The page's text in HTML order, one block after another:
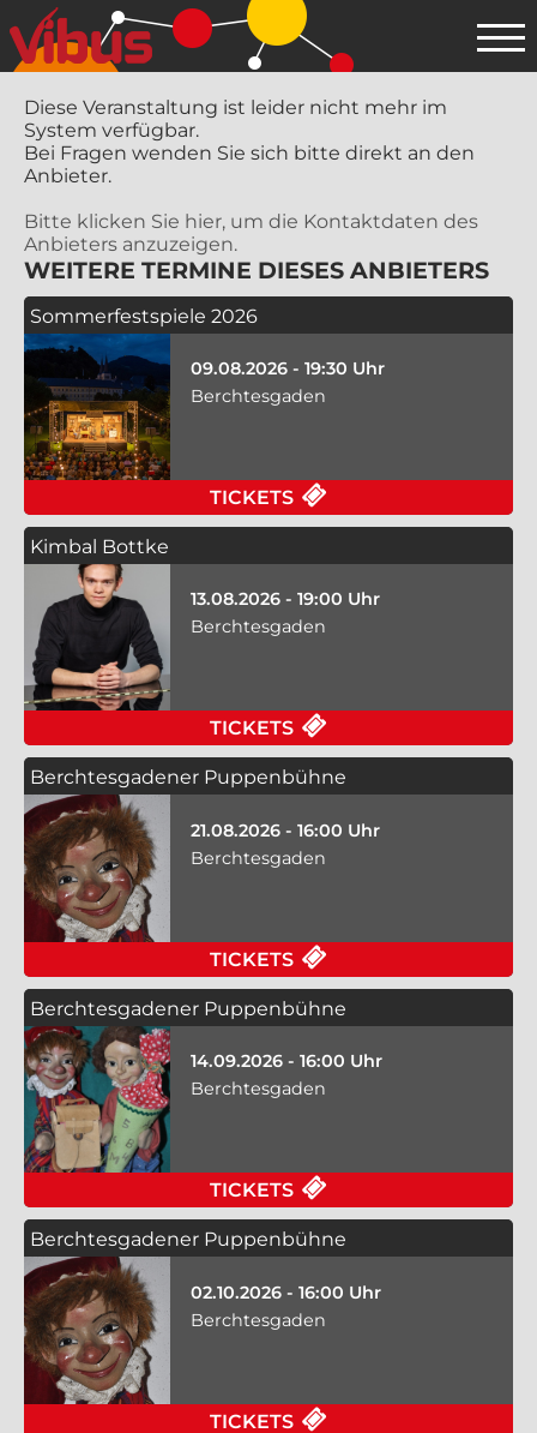
Diese Veranstaltung ist leider nicht mehr im
System verfügbar.
Bei Fragen wenden Sie sich bitte direkt an den
Anbieter.
Bitte klicken Sie hier, um die Kontaktdaten des
Anbieters anzuzeigen.
WEITERE TERMINE DIESES ANBIETERS
Sommerfestspiele 2026
09.08.2026 - 19:30 Uhr
Berchtesgaden
TICKETS
Kimbal Bottke
13.08.2026 - 19:00 Uhr
Berchtesgaden
TICKETS
Berchtesgadener Puppenbühne
21.08.2026 - 16:00 Uhr
Berchtesgaden
TICKETS
Berchtesgadener Puppenbühne
14.09.2026 - 16:00 Uhr
Berchtesgaden
TICKETS
Berchtesgadener Puppenbühne
02.10.2026 - 16:00 Uhr
Berchtesgaden
TICKETS